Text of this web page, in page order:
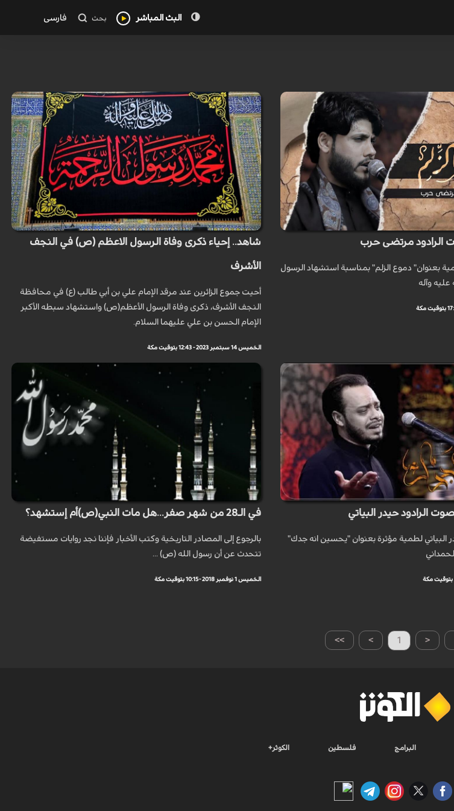
البث المباشر بحث فارسی
الرادود مرتضى حرب
بعنوان" دموع الزلم" بمناسبة استشهاد الرسول
وآله
شاهد.. إحياء ذكرى وفاة الرسول الاعظم (ص) في النجف
الأشرف
أحيت جموع الزائرين عند مرقد الإمام علي بن أبي طالب (ع) في محافظة
النجف الأشرف، ذكرى وفاة الرسول الأعظم(ص) واستشهاد سبطه الأكبر
الإمام الحسن بن علي عليهما السلام.
الخميس 14 سبتمبر 2023 - 12:43 بتوقيت مكة
الرادود حيدر البياتي
البياتي لطمية مؤثرة بعنوان "يحسين انه جدك"
في الـ28 من شهر صفر...هل مات النبي(ص)أم إستشهد؟
بالرجوع إلى المصادر التاريخية وكتب الأخبار فإننا نجد روايات مستفيضة
تتحدث عن أن رسول الله (ص) ...
الخميس 1 نوفمبر 2018 - 10:15 بتوقيت مكة
>> > 1 <
البرامج فلسطين الكوثر+